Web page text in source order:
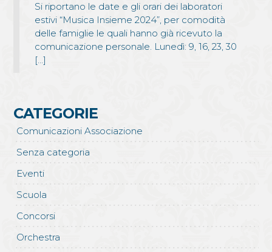
Si riportano le date e gli orari dei laboratori
estivi “Musica Insieme 2024”, per comodità
delle famiglie le quali hanno già ricevuto la
comunicazione personale. Lunedì: 9, 16, 23, 30
[…]
CATEGORIE
Comunicazioni Associazione
Senza categoria
Eventi
Scuola
Concorsi
Orchestra